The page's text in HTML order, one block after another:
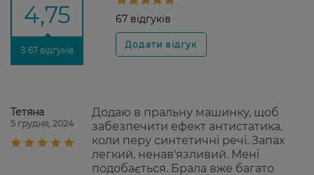
4,75
З 67 відгуків
67 відгуків
Тетяна
5 грудня, 2024
Додаю в пральну машинку, щоб
забезпечити ефект антистатика,
коли перу синтетичні речі. Запах
легкий, ненав'язливий. Мені
подобається. Брала вже багато